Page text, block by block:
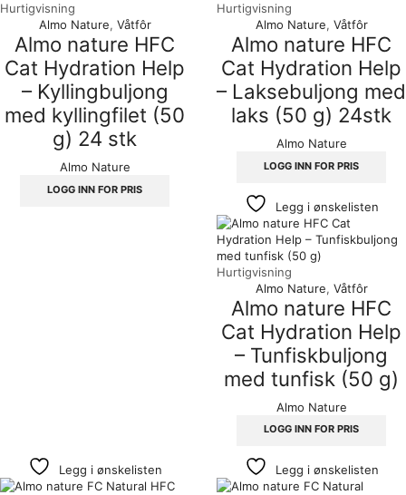
Hurtigvisning
Almo Nature, Våtfôr
Almo nature HFC
Cat Hydration Help
– Kyllingbuljong
med kyllingfilet (50
g) 24 stk
Almo Nature
LOGG INN FOR PRIS
Hurtigvisning
Almo Nature, Våtfôr
Almo nature HFC
Cat Hydration Help
– Laksebuljong med
laks (50 g) 24stk
Almo Nature
LOGG INN FOR PRIS
Legg i ønskelisten
Hurtigvisning
Almo Nature, Våtfôr
Almo nature HFC
Cat Hydration Help
– Tunfiskbuljong
med tunfisk (50 g)
Almo Nature
LOGG INN FOR PRIS
Legg i ønskelisten Legg i ønskelisten